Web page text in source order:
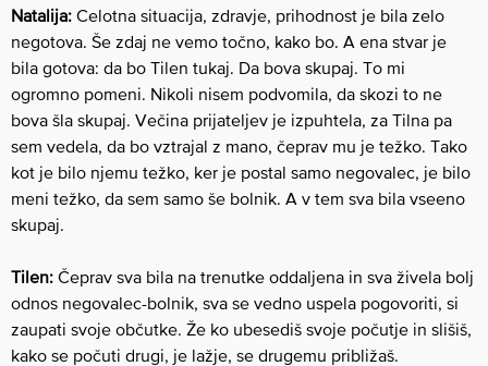
Natalija: Celotna situacija, zdravje, prihodnost je bila zelo
negotova. Še zdaj ne vemo točno, kako bo. A ena stvar je
bila gotova: da bo Tilen tukaj. Da bova skupaj. To mi
ogromno pomeni. Nikoli nisem podvomila, da skozi to ne
bova šla skupaj. Večina prijateljev je izpuhtela, za Tilna pa
sem vedela, da bo vztrajal z mano, čeprav mu je težko. Tako
kot je bilo njemu težko, ker je postal samo negovalec, je bilo
meni težko, da sem samo še bolnik. A v tem sva bila vseeno
skupaj.
Tilen: Čeprav sva bila na trenutke oddaljena in sva živela bolj
odnos negovalec-bolnik, sva se vedno uspela pogovoriti, si
zaupati svoje občutke. Že ko ubesediš svoje počutje in slišiš,
kako se počuti drugi, je lažje, se drugemu približaš.